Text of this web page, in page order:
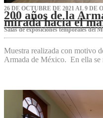
26 DE OCTUBRE DE 2021 AL 9 DE
200 años de la
mirada hacia el
Salas de exposiciones temporales del
Muestra realizada con motivo
Armada de México. En ella